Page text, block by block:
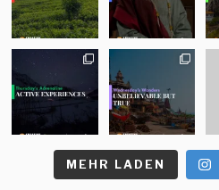
MEHR LADEN